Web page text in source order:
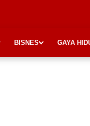
BISNES GAYA